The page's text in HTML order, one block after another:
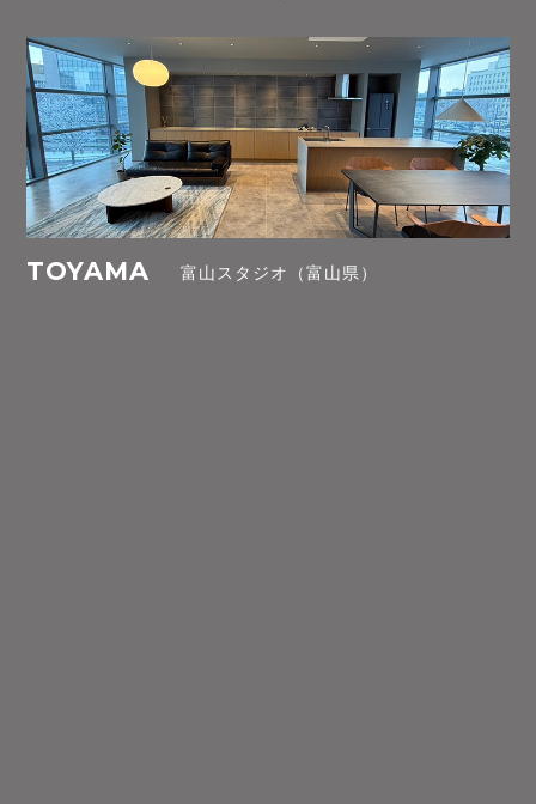
TOYAMA 富山スタジオ（富山県）